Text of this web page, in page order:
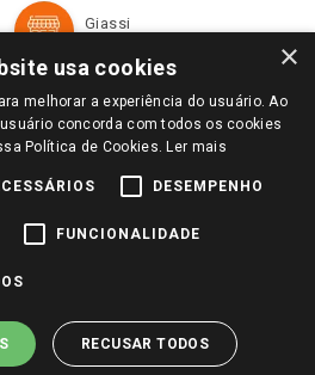
Giassi
×
usa cookies
melhorar a experiência do usuário. Ao
concorda com todos os cookies
Política de Cookies. Ler mais
DESEMPENHO
FUNCIONALIDADE
RECUSAR TODOS